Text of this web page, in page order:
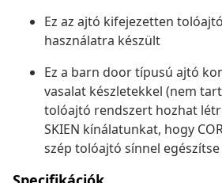
Ez az ajtó kifejezetten
használatra készült
Ez a barn door típusú ajtó
vasalat készletekkel (nem
tolóajtó rendszert hozhat
SKIEN kínálatunkat, hogy
szép tolóajtó sínnel egészítse